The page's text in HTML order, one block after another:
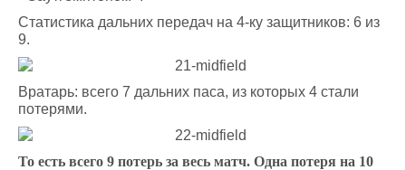
Статистика дальних передач на 4-ку защитников: 6 из
9.
Вратарь: всего 7 дальних паса, из которых 4 стали
потерями.
То есть всего 9 потерь за весь матч. Одна потеря на 10